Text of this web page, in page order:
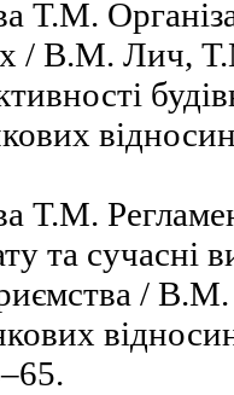
/ В.М. Лич,
Т.М.
та сучасні
/